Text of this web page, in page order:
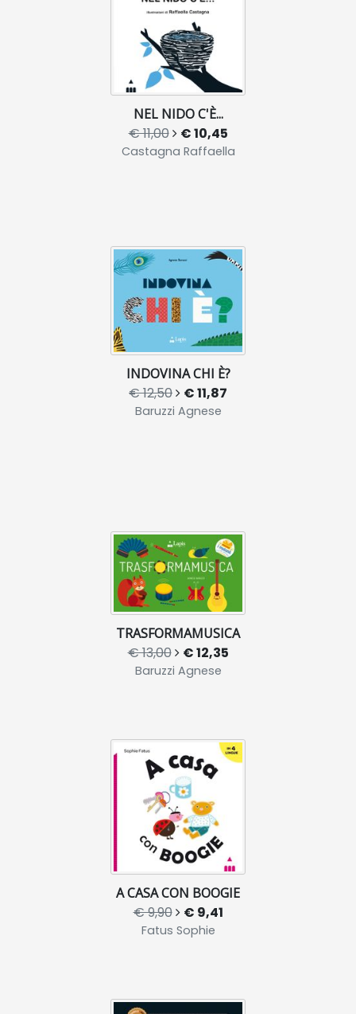
NEL NIDO C'È...
€ 11,00 € 10,45
Castagna Raffaella
INDOVINA CHI È?
€ 12,50 € 11,87
Baruzzi Agnese
TRASFORMAMUSICA
€ 13,00 € 12,35
Baruzzi Agnese
A CASA CON BOOGIE
€ 9,90 € 9,41
Fatus Sophie